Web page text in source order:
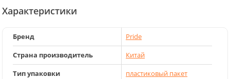
Характеристики
Бренд
Pride
Страна производитель
Китай
Тип упаковки
пластиковый пакет